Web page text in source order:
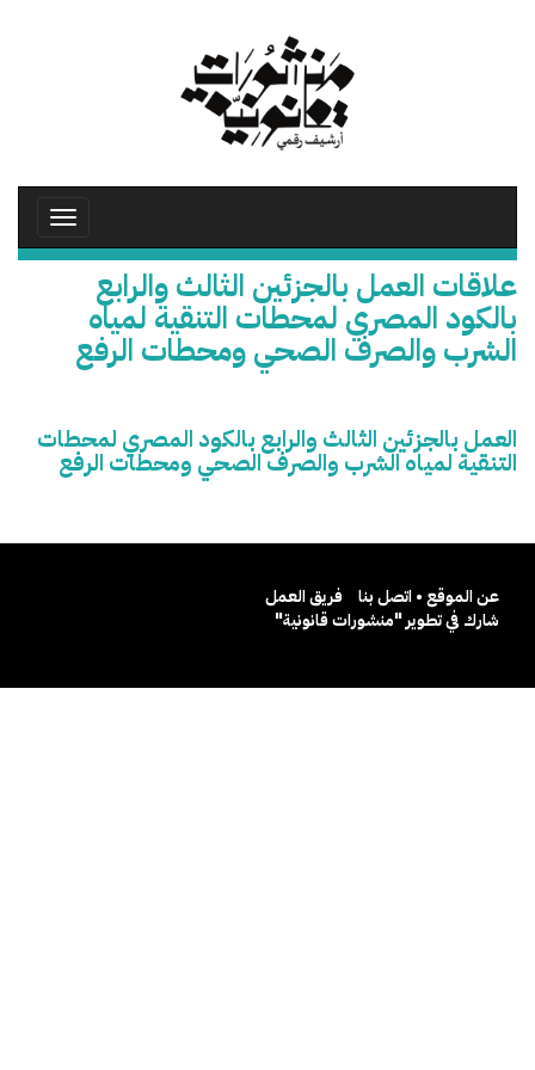
Toggle
علاقات العمل بالجزئين الثالث والرابع
بالكود المصري لمحطات التنقية لمياه
الشرب والصرف الصحي ومحطات الرفع
العمل بالجزئين الثالث والرابع بالكود المصري لمحطات
التنقية لمياه الشرب والصرف الصحي ومحطات الرفع
عن الموقع • اتصل بنا
فريق العمل
شارك في تطوير "منشورات قانونية"